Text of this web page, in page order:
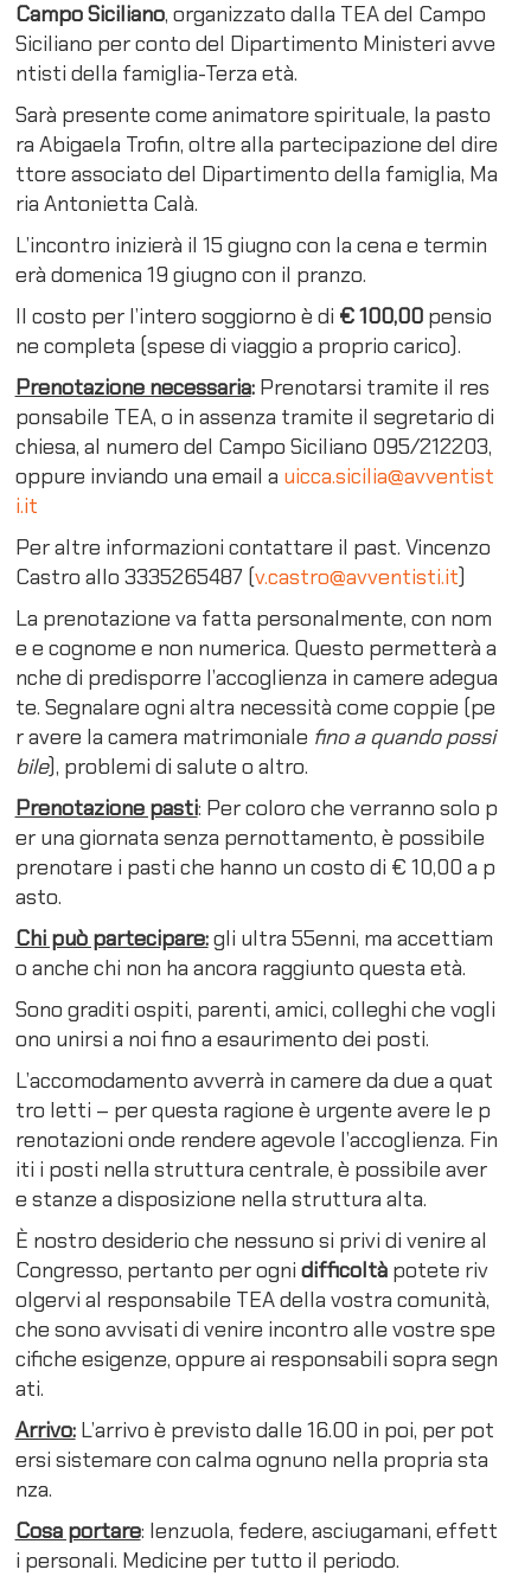
Campo Siciliano, organizzato dalla TEA del Campo
Siciliano per conto del Dipartimento Ministeri avve
ntisti della famiglia-Terza età.
Sarà presente come animatore spirituale, la pasto
ra Abigaela Trofin, oltre alla partecipazione del dire
ttore associato del Dipartimento della famiglia, Ma
ria Antonietta Calà.
L’incontro inizierà il 15 giugno con la cena e termin
erà domenica 19 giugno con il pranzo.
Il costo per l’intero soggiorno è di € 100,00pensio
ne completa (spese di viaggio a proprio carico).
Prenotazione necessaria:Prenotarsi tramite il res
ponsabile TEA, o in assenza tramite il segretario di
chiesa, al numero del Campo Siciliano 095/212203,
oppure inviando una email a uicca.sicilia@avventist
i.it
Per altre informazioni contattare il past. Vincenzo
Castro allo 3335265487 (v.castro@avventisti.it)
La prenotazione va fatta personalmente, con nom
e e cognome e non numerica. Questo permetterà a
nche di predisporre l’accoglienza in camere adegua
te. Segnalare ogni altra necessità come coppie (pe
r avere la camera matrimoniale fino a quando possi
bile), problemi di salute o altro.
Prenotazione pasti: Per coloro che verranno solo p
er una giornata senza pernottamento, è possibile
prenotare i pasti che hanno un costo di € 10,00 a p
asto.
Chi può partecipare:gli ultra 55enni, ma accettiam
o anche chi non ha ancora raggiunto questa età.
Sono graditi ospiti, parenti, amici, colleghi che vogli
ono unirsi a noi fino a esaurimento dei posti.
L’accomodamento avverrà in camere da due a quat
tro letti – per questa ragione è urgente avere le p
renotazioni onde rendere agevole l’accoglienza. Fin
iti i posti nella struttura centrale, è possibile aver
e stanze a disposizione nella struttura alta.
È nostro desiderio che nessuno si privi di venire al
Congresso, pertanto per ogni difficoltà potete riv
olgervi al responsabile TEA della vostra comunità,
che sono avvisati di venire incontro alle vostre spe
cifiche esigenze, oppure ai responsabili sopra segn
ati.
Arrivo:L’arrivo è previsto dalle 16.00 in poi, per pot
ersi sistemare con calma ognuno nella propria sta
nza.
Cosa portare: lenzuola, federe, asciugamani, effett
i personali. Medicine per tutto il periodo.